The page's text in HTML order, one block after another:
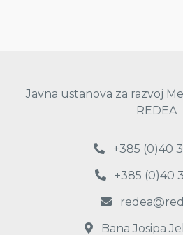
Javna ustanova za razvoj
REDEA
+385 (0)40
+385 (0)40
Bana Josipa